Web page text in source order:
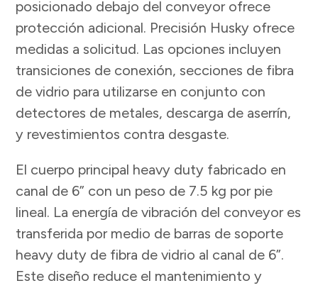
posicionado debajo del conveyor ofrece
protección adicional. Precisión Husky ofrece
medidas a solicitud. Las opciones incluyen
transiciones de conexión, secciones de fibra
de vidrio para utilizarse en conjunto con
detectores de metales, descarga de aserrín,
y revestimientos contra desgaste.
El cuerpo principal heavy duty fabricado en
canal de 6” con un peso de 7.5 kg por pie
lineal. La energía de vibración del conveyor es
transferida por medio de barras de soporte
heavy duty de fibra de vidrio al canal de 6”.
Este diseño reduce el mantenimiento y